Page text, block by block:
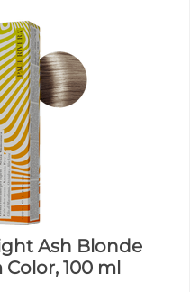
Ash Blonde
100 ml